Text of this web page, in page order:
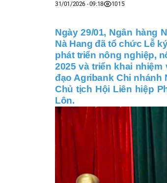
31/01/2026 - 09:18 1015
Ngày 29/01, Ngân hàng
Nà Hang đã tổ chức Lễ
phát triển nông nghiệp,
2025 và triển khai
đạo Agribank Chi nhánh
Chủ tịch Hội Liên hiệp
Lôn.